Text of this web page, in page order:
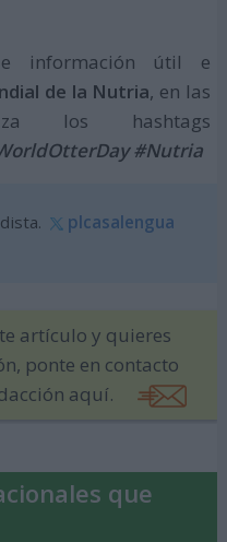
e información útil e
de la Nutria, en las
los hashtags
#Nutria
plcasalengua
artículo y quieres
ponte en contacto
aquí.
que